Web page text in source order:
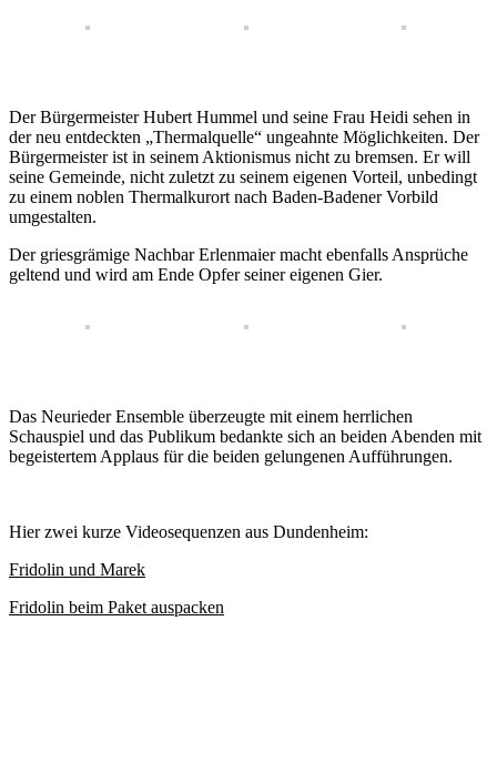
Der Bürgermeister Hubert Hummel und seine Frau Heidi sehen in
der neu entdeckten „Thermalquelle“ ungeahnte Möglichkeiten. Der
Bürgermeister ist in seinem Aktionismus nicht zu bremsen. Er will
seine Gemeinde, nicht zuletzt zu seinem eigenen Vorteil, unbedingt
zu einem noblen Thermalkurort nach Baden-Badener Vorbild
umgestalten.
Der griesgrämige Nachbar Erlenmaier macht ebenfalls Ansprüche
geltend und wird am Ende Opfer seiner eigenen Gier.
Das Neurieder Ensemble überzeugte mit einem herrlichen
Schauspiel und das Publikum bedankte sich an beiden Abenden mit
begeistertem Applaus für die beiden gelungenen Aufführungen.
Hier zwei kurze Videosequenzen aus Dundenheim:
Fridolin und Marek
Fridolin beim Paket auspacken